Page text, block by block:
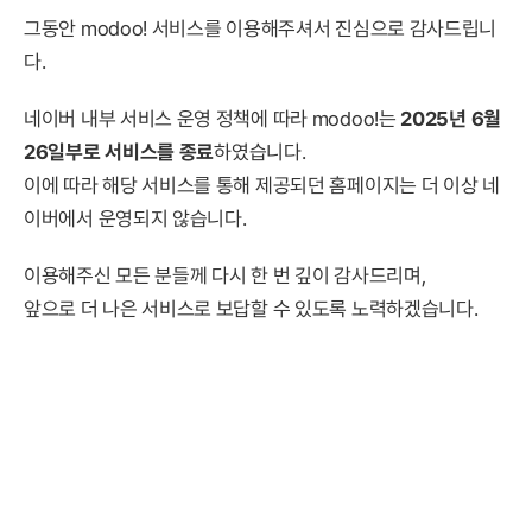
그동안 modoo! 서비스를 이용해주셔서 진심으로 감사드립니
다.
네이버 내부 서비스 운영 정책에 따라 modoo!는 2025년 6월
26일부로 서비스를 종료하였습니다.
이에 따라 해당 서비스를 통해 제공되던 홈페이지는 더 이상 네
이버에서 운영되지 않습니다.
이용해주신 모든 분들께 다시 한 번 깊이 감사드리며,
앞으로 더 나은 서비스로 보답할 수 있도록 노력하겠습니다.